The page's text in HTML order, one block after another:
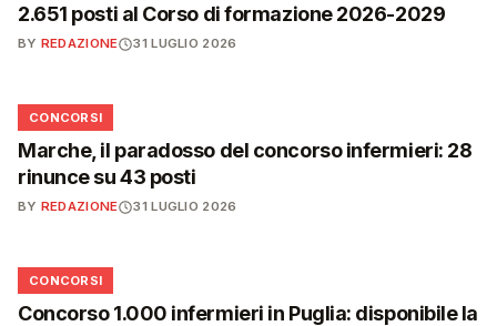
2.651 posti al Corso di formazione 2026-2029
BY REDAZIONE 31 LUGLIO 2026
📋
CONCORSI
Marche, il paradosso del concorso infermieri: 28
rinunce su 43 posti
BY REDAZIONE 31 LUGLIO 2026
📋
CONCORSI
Concorso 1.000 infermieri in Puglia: disponibile la